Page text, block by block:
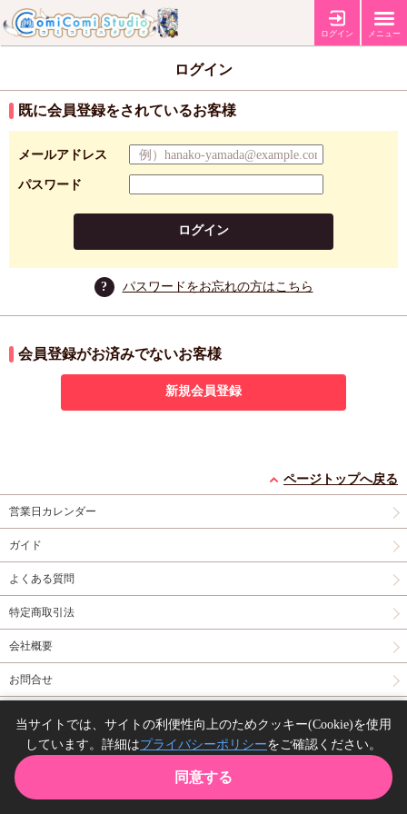
ログイン メニュー
ログイン
既に会員登録をされているお客様
メールアドレス
パスワード
ログイン
? パスワードをお忘れの方はこちら
会員登録がお済みでないお客様
新規会員登録
ページトップへ戻る
営業日カレンダー
ガイド
よくある質問
特定商取引法
会社概要
お問合せ
Copyright(C) comicomi studio. All right reserved.
当サイトでは、サイトの利便性向上のためクッキー(Cookie)を使用
しています。詳細はプライバシーポリシーをご確認ください。
同意する